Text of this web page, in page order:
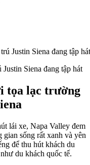
Siena đang tập hát
tọa lạc trường
lái xe, Napa Valley đem
sống rất xanh và yên
để thu hút khách du
du khách quốc tế.